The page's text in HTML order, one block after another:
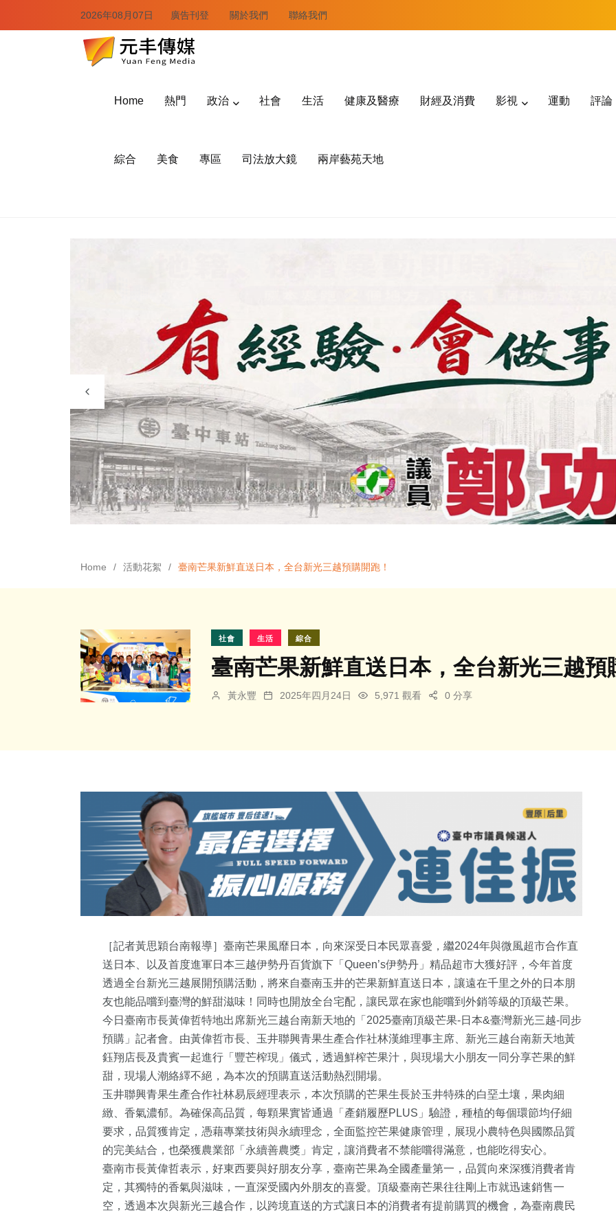
2026年08月07日 廣告刊登 關於我們 聯絡我們
Home 熱門 政治 社會 生活 健康及醫療 財經及消費 影視 運動 評論
綜合 美食 專區 司法放大鏡 兩岸藝苑天地
Home 活動花絮 臺南芒果新鮮直送日本，全台新光三越預購開跑！
社會 生活 綜合
臺南芒果新鮮直送日本，全台新光三越預
黃永豐 2025年四月24日 5,971 觀看 0 分享
［記者黃思穎台南報導］臺南芒果風靡日本，向來深受日本民眾喜愛，繼2024年與微風超市合作直
送日本、以及首度進軍日本三越伊勢丹百貨旗下「Queen’s伊勢丹」精品超市大獲好評，今年首度
透過全台新光三越展開預購活動，將來自臺南玉井的芒果新鮮直送日本，讓遠在千里之外的日本朋
友也能品嚐到臺灣的鮮甜滋味！同時也開放全台宅配，讓民眾在家也能嚐到外銷等級的頂級芒果。
今日臺南市長黃偉哲特地出席新光三越台南新天地的「2025臺南頂級芒果-日本&臺灣新光三越-同步
預購」記者會。由黃偉哲市長、玉井聯興青果生產合作社林漢維理事主席、新光三越台南新天地黃
鈺翔店長及貴賓一起進行「豐芒榨現」儀式，透過鮮榨芒果汁，與現場大小朋友一同分享芒果的鮮
甜，現場人潮絡繹不絕，為本次的預購直送活動熱烈開場。
玉井聯興青果生產合作社林易辰經理表示，本次預購的芒果生長於玉井特殊的白堊土壤，果肉細
緻、香氣濃郁。為確保高品質，每顆果實皆通過「產銷履歷PLUS」驗證，種植的每個環節均仔細
要求，品質獲肯定，憑藉專業技術與永續理念，全面監控芒果健康管理，展現小農特色與國際品質
的完美結合，也榮獲農業部「永續善農獎」肯定，讓消費者不禁能嚐得滿意，也能吃得安心。
臺南市長黃偉哲表示，好東西要與好朋友分享，臺南芒果為全國產量第一，品質向來深獲消費者肯
定，其獨特的香氣與滋味，一直深受國內外朋友的喜愛。頂級臺南芒果往往剛上市就迅速銷售一
空，透過本次與新光三越合作，以跨境直送的方式讓日本的消費者有提前購買的機會，為臺南農民
12+
演唱會
4+
兩岸佛教文化交
流專區
1+
兩岸藝苑天地
1764+
生活
福建林公信俗文
化專區
1483 +
社會
734+
綜合
368+
熱門